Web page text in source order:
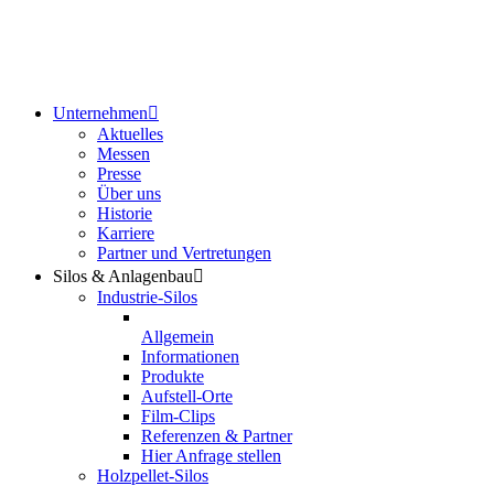
Unternehmen
Aktuelles
Messen
Presse
Über uns
Historie
Karriere
Partner und Vertretungen
Silos & Anlagenbau
Industrie-Silos
Allgemein
Informationen
Produkte
Aufstell-Orte
Film-Clips
Referenzen & Partner
Hier Anfrage stellen
Holzpellet-Silos